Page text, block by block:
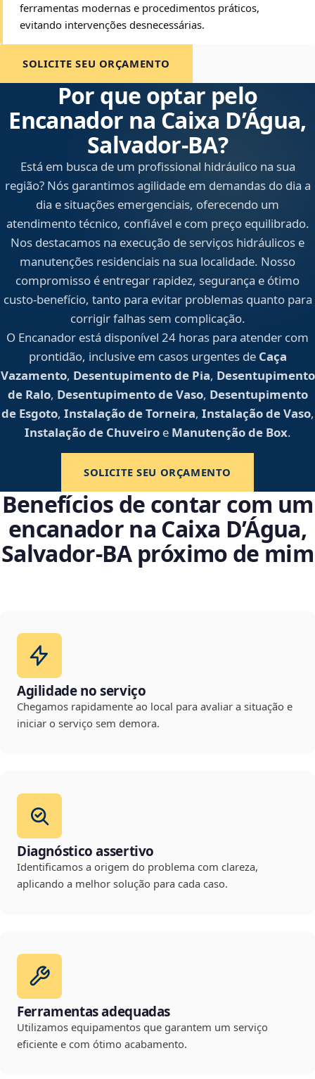
ferramentas modernas e procedimentos práticos,
evitando intervenções desnecessárias.
SOLICITE SEU ORÇAMENTO
Por que optar pelo
Encanador na Caixa D’Água,
Salvador‑BA?
Está em busca de um profissional hidráulico na sua
região? Nós garantimos agilidade em demandas do dia a
dia e situações emergenciais, oferecendo um
atendimento técnico, confiável e com preço equilibrado.
Nos destacamos na execução de serviços hidráulicos e
manutenções residenciais na sua localidade. Nosso
compromisso é entregar rapidez, segurança e ótimo
custo-benefício, tanto para evitar problemas quanto para
corrigir falhas sem complicação.
O Encanador está disponível 24 horas para atender com
prontidão, inclusive em casos urgentes de Caça
Vazamento, Desentupimento de Pia, Desentupimento
de Ralo, Desentupimento de Vaso, Desentupimento
de Esgoto, Instalação de Torneira, Instalação de Vaso,
Instalação de Chuveiroe Manutenção de Box.
SOLICITE SEU ORÇAMENTO
Benefícios de contar com um
encanador na Caixa D’Água,
Salvador‑BA próximo de mim
Agilidade no serviço
Chegamos rapidamente ao local para avaliar a situação e
iniciar o serviço sem demora.
Diagnóstico assertivo
Identificamos a origem do problema com clareza,
aplicando a melhor solução para cada caso.
Ferramentas adequadas
Utilizamos equipamentos que garantem um serviço
eficiente e com ótimo acabamento.